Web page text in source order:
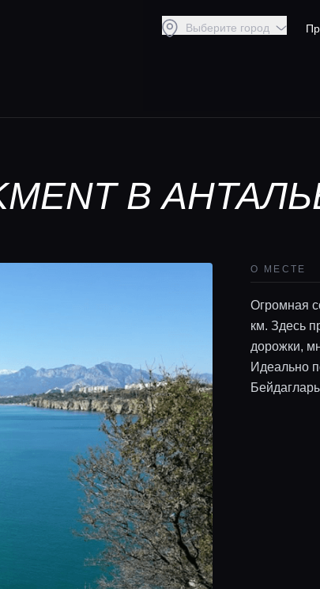
Выберите город
В
О МЕСТЕ
Огромная
км. Здесь
дорожки,
Идеально